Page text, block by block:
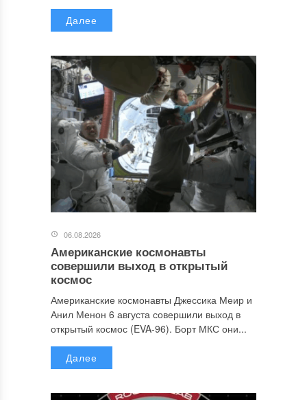
Далее
06.08.2026
Американские космонавты
совершили выход в открытый
космос
Американские космонавты Джессика Меир и
Анил Менон 6 августа совершили выход в
открытый космос (EVA-96). Борт МКС они...
Далее